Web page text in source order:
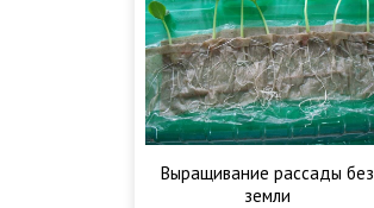
Выращивание рассады без
земли